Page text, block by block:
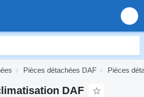
Pièces détachées DAF Pièces
DAF